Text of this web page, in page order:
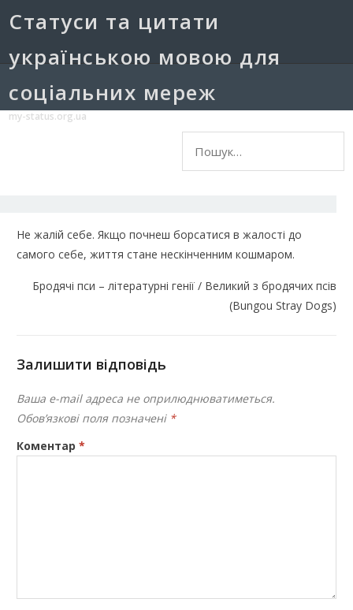
Cтатуси та цитати
українською мовою для
соціальних мереж
my-status.org.ua
Не жалій себе. Якщо почнеш борсатися в жалості до
самого себе, життя стане нескінченним кошмаром.
Бродячі пси – літературні генії / Великий з бродячих псів
(Bungou Stray Dogs)
Залишити відповідь
Ваша e-mail адреса не оприлюднюватиметься.
Обов’язкові поля позначені *
Коментар*